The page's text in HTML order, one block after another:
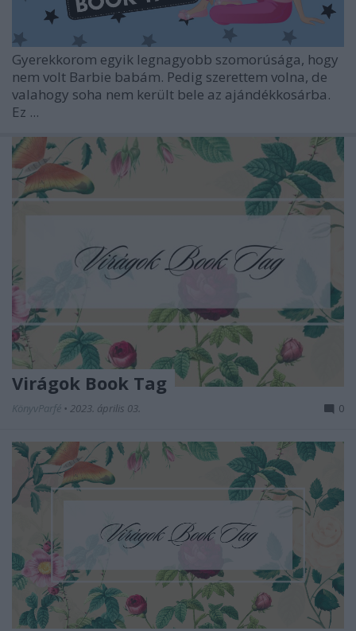
Gyerekkorom egyik legnagyobb szomorúsága, hogy
nem volt Barbie babám. Pedig szerettem volna, de
valahogy soha nem került bele az ajándékkosárba.
Ez ...
Virágok Book Tag
KönyvParfé • 2023. április 03. 0